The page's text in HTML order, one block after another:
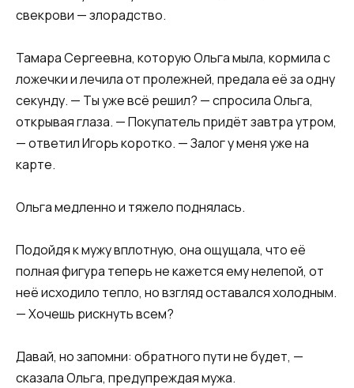
свекрови — злорадство.
Тамара Сергеевна, которую Ольга мыла, кормила с
ложечки и лечила от пролежней, предала её за одну
секунду. — Ты уже всё решил? — спросила Ольга,
открывая глаза. — Покупатель придёт завтра утром,
— ответил Игорь коротко. — Залог у меня уже на
карте.
Ольга медленно и тяжело поднялась.
Подойдя к мужу вплотную, она ощущала, что её
полная фигура теперь не кажется ему нелепой, от
неё исходило тепло, но взгляд оставался холодным.
— Хочешь рискнуть всем?
Давай, но запомни: обратного пути не будет, —
сказала Ольга, предупреждая мужа.